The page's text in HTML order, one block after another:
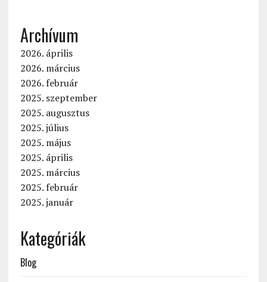
Archívum
2026. április
2026. március
2026. február
2025. szeptember
2025. augusztus
2025. július
2025. május
2025. április
2025. március
2025. február
2025. január
Kategóriák
Blog